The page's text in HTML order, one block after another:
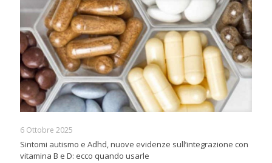
6 Ottobre 2025
Sintomi autismo e Adhd, nuove evidenze sull’integrazione con
vitamina B e D: ecco quando usarle